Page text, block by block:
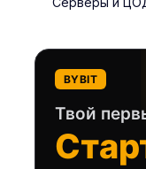
BYBIT
Твой